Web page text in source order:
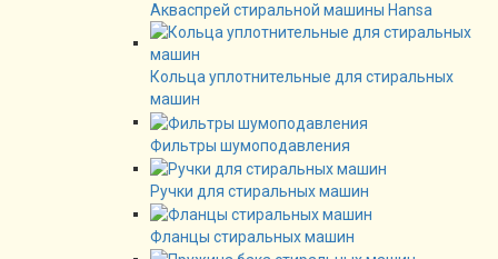
Акваспрей стиральной машины Hansa
Кольца уплотнительные для стиральных
машин
Фильтры шумоподавления
Ручки для стиральных машин
Фланцы стиральных машин